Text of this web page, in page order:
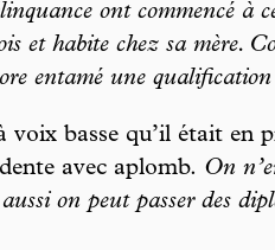
ont commencé à
et habite chez sa mère.
entamé une
basse qu’il était en
avec aplomb. On
on peut passer des